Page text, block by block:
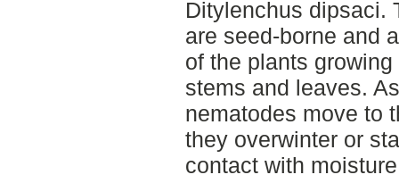
Ditylenchus dipsaci.
are seed-borne and
of the plants growing
stems and leaves.
nematodes move to
they overwinter or
contact with